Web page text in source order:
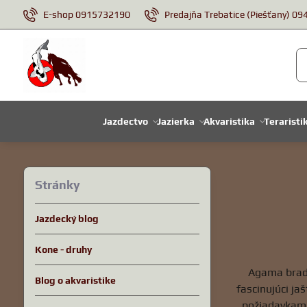
E-shop 0915732190 Predajňa Trebatice (Piešťany)
Jazdectvo Jazierka Akvaristika
Agama
fascinujúci
Stránky
Jazdecký blog
Kone - druhy
Blog o akvaristike